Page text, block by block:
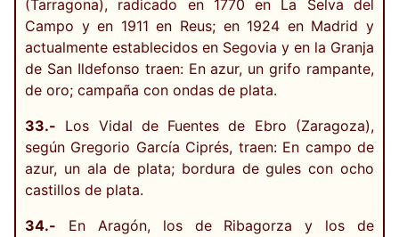
(Tarragona), radicado en 1770 en La Selva del
Campo y en 1911 en Reus; en 1924 en Madrid y
actualmente establecidos en Segovia y en la Granja
de San Ildefonso traen: En azur, un grifo rampante,
de oro; campaña con ondas de plata.
33.- Los Vidal de Fuentes de Ebro (Zaragoza),
según Gregorio García Ciprés, traen: En campo de
azur, un ala de plata; bordura de gules con ocho
castillos de plata.
34.- En Aragón, los de Ribagorza y los de